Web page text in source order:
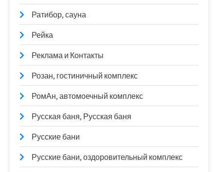
Ратибор, сауна
Рейка
Реклама и Контакты
Розан, гостиничный комплекс
РомАн, автомоечный комплекс
Русская баня, Русская баня
Русские бани
Русские бани, оздоровительный комплекс